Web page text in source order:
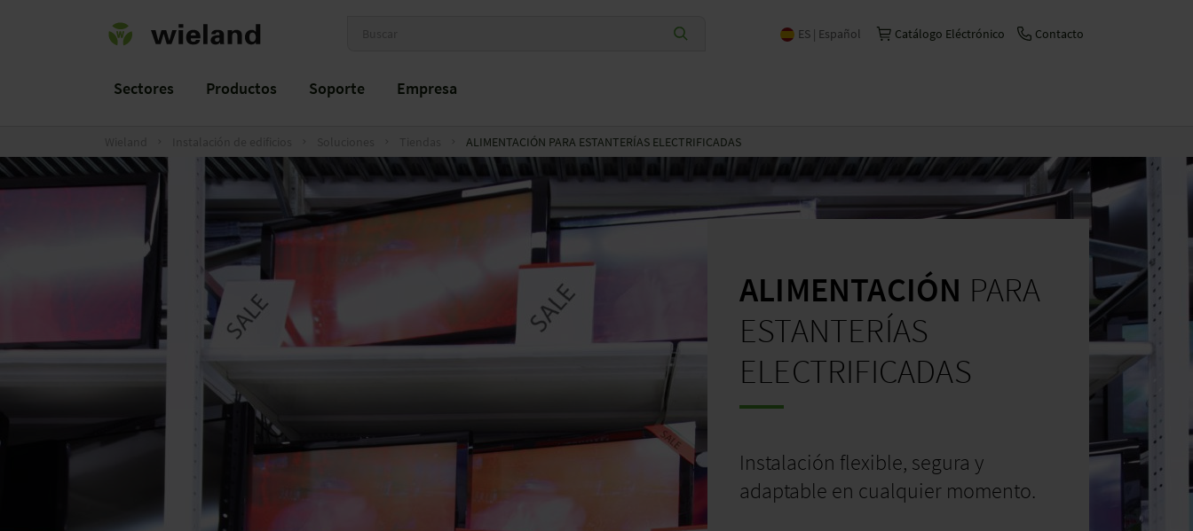
ES | Español
China | 中文
Deutschland | Deutsch
France | Français
Schweiz | Deutsch
Suisse | Français
Catálogo Eléctrónico Contacto
Sectores Productos Soporte Empresa
ALIMENTACIÓN PARA ESTANTERÍAS ELECTRIFICADAS
ALIMENTACIÓN PARA
ESTANTERÍAS
ELECTRIFICADAS
Instalación flexible, segura y
adaptable en cualquier momento.